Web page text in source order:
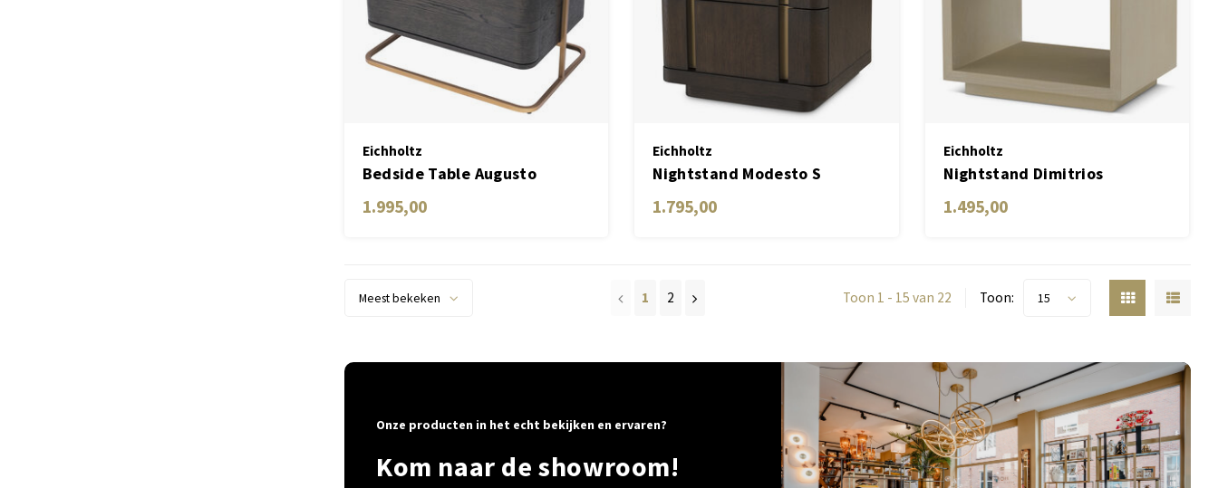
Eichholtz
Bedside Table Augusto
mocha crown oak veneer
1.995,00
Eichholtz
Nightstand Modesto S
1.795,00
Eichholtz
Nightstand Dimitrios
1.495,00
Meest bekeken 1 2 Toon 1 - 15 van 22 Toon: 15
Onze producten in het echt bekijken en ervaren?
Kom naar de showroom!